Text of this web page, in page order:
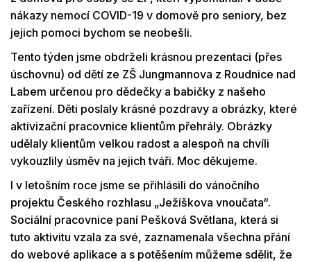
nákazy nemocí COVID-19 v domově pro seniory, bez
jejich pomoci bychom se neobešli.
Tento týden jsme obdrželi krásnou prezentaci (přes
úschovnu) od dětí ze ZŠ Jungmannova z Roudnice nad
Labem určenou pro dědečky a babičky z našeho
zařízení. Děti poslaly krásné pozdravy a obrázky, které
aktivizační pracovnice klientům přehrály. Obrázky
udělaly klientům velkou radost a alespoň na chvíli
vykouzlily úsměv na jejich tváři. Moc děkujeme.
I v letošním roce jsme se přihlásili do vánočního
projektu Českého rozhlasu „Ježíškova vnoučata“.
Sociální pracovnice paní Pešková Světlana, která si
tuto aktivitu vzala za své, zaznamenala všechna přání
do webové aplikace a s potěšením můžeme sdělit, že